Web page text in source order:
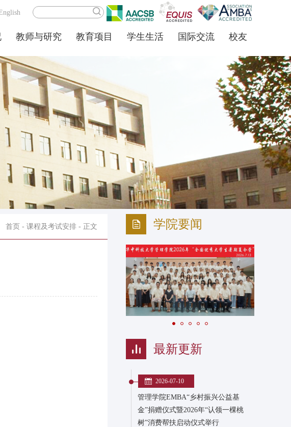
教师与研究 教育项目 学生生活 国际交流 校友
首页 - 课程及考试安排 - 正文 学院要闻
最新更新
2026-07-10
管理学院EMBA“乡村振兴公益基
金”捐赠仪式暨2026年“认领一棵桃
树”消费帮扶启动仪式举行